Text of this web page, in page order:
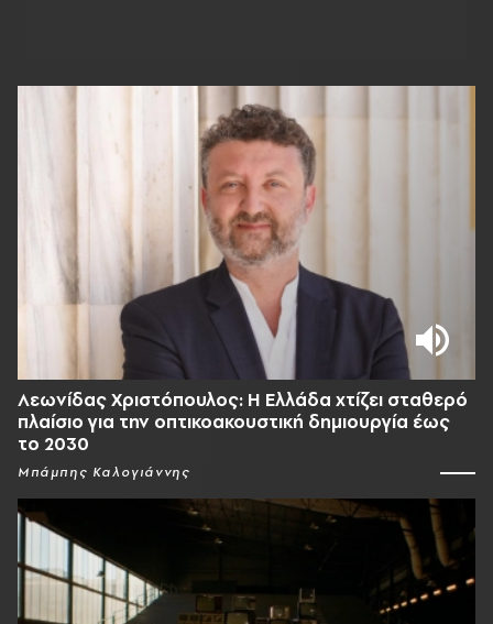
Λεωνίδας Χριστόπουλος: Η Ελλάδα χτίζει σταθερό
πλαίσιο για την οπτικοακουστική δημιουργία έως
το 2030
Μπάμπης Καλογιάννης